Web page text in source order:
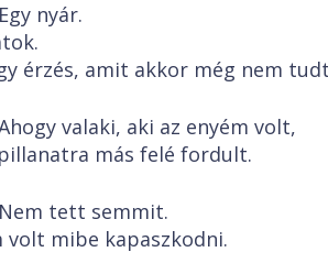
Egy nyár.
érzés, amit akkor még nem
valaki, aki az enyém volt,
más felé fordult.
Nem tett semmit.
volt mibe kapaszkodni.